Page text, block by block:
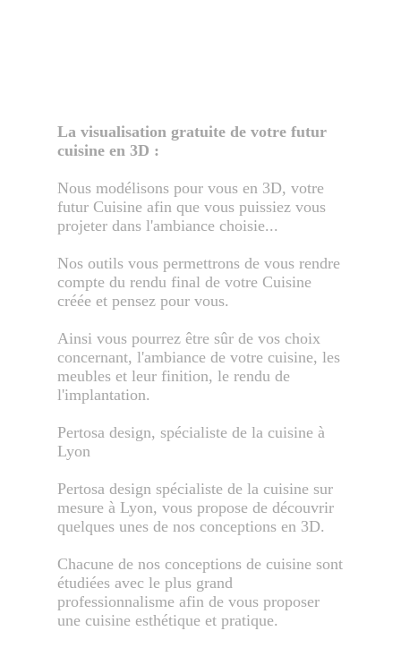
La visualisation gratuite de votre futur
cuisine en 3D :
Nous modélisons pour vous en 3D, votre
futur Cuisine afin que vous puissiez vous
projeter dans l'ambiance choisie...
Nos outils vous permettrons de vous rendre
compte du rendu final de votre Cuisine
créée et pensez pour vous.
Ainsi vous pourrez être sûr de vos choix
concernant, l'ambiance de votre cuisine, les
meubles et leur finition, le rendu de
l'implantation.
Pertosa design, spécialiste de la cuisine à
Lyon
Pertosa design spécialiste de la cuisine sur
mesure à Lyon, vous propose de découvrir
quelques unes de nos conceptions en 3D.
Chacune de nos conceptions de cuisine sont
étudiées avec le plus grand
professionnalisme afin de vous proposer
une cuisine esthétique et pratique.